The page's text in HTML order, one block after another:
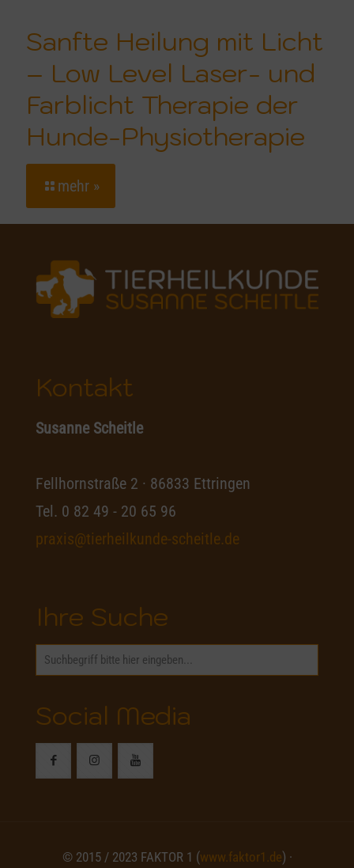
Sanfte Heilung mit Licht
– Low Level Laser- und
Farblicht Therapie der
Hunde-Physiotherapie
mehr »
Kontakt
Susanne Scheitle
Fellhornstraße 2 · 86833 Ettringen
Tel. 0 82 49 - 20 65 96
praxis@tierheilkunde-scheitle.de
Ihre Suche
Social Media
© 2015 / 2023 FAKTOR 1 (www.faktor1.de) ·